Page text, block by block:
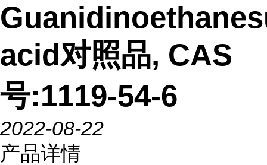
acid对照品, CAS
号:1119-54-6
2022-08-22
产品详情